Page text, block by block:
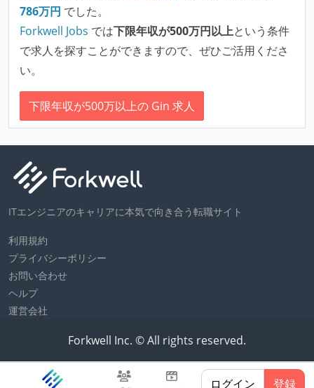
ログイン 登録
786万円 でした。
Forkwell Jobs では下限年収が500万円以上という条件
で求人を探すことができますので、ぜひご活用くださ
い。
下限年収が500万以上の Gin 求人
ITエンジニアのキャリアに本気で向き合う転職サイト
利用規約
プライバシーポリシー
お問い合わせ
ヘルプ
運営会社
Forkwell Inc. © All rights reserved.